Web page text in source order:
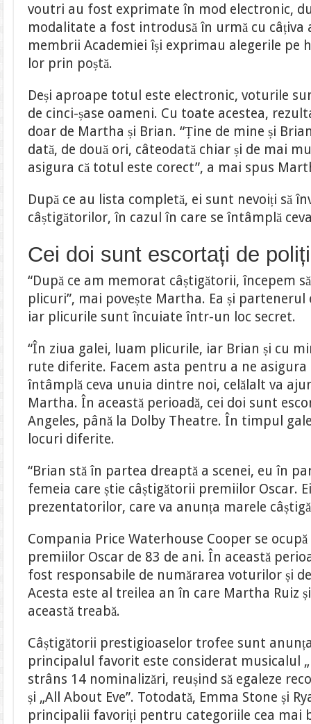
voutri au fost exprimate în mod electronic,
modalitate a fost introdusă în urmă cu câțiva
membrii Academiei își exprimau alegerile pe
lor prin poștă.
Deși aproape totul este electronic, voturile
de cinci-șase oameni. Cu toate acestea,
doar de Martha și Brian. “Ține de mine și
dată, de două ori, câteodată chiar și de mai
asigura că totul este corect”, a mai spus
După ce au lista completă, ei sunt nevoiți să
câștigătorilor, în cazul în care se întâmplă
Cei doi sunt escortați de
“După ce am memorat câștigătorii, începem
plicuri”, mai povește Martha. Ea și
iar plicurile sunt încuiate într-un loc secret.
“În ziua galei, luam plicurile, iar Brian și cu
rute diferite. Facem asta pentru a ne asigura
întâmplă ceva unuia dintre noi, celălalt va
Martha. În această perioadă, cei doi sunt
Angeles, până la Dolby Theatre. În timpul
locuri diferite.
“Brian stă în partea dreaptă a scenei, eu în
femeia care știe câștigătorii premiilor Oscar.
prezentatorilor, care va anunța marele
Compania Price Waterhouse Cooper se
premiilor Oscar de 83 de ani. În această
fost responsabile de numărarea voturilor și
Acesta este al treilea an în care Martha Ruiz
această treabă.
Câștigătorii prestigioaselor trofee sunt
principalul favorit este considerat musicalul
strâns 14 nominalizări, reușind să egaleze
și „All About Eve”. Totodată, Emma Stone și
principalii favoriți pentru categoriile cea mai